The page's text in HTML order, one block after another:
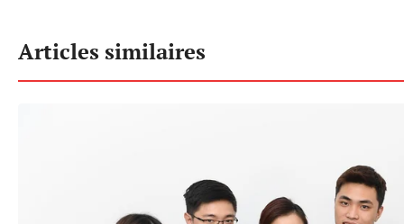
Articles similaires